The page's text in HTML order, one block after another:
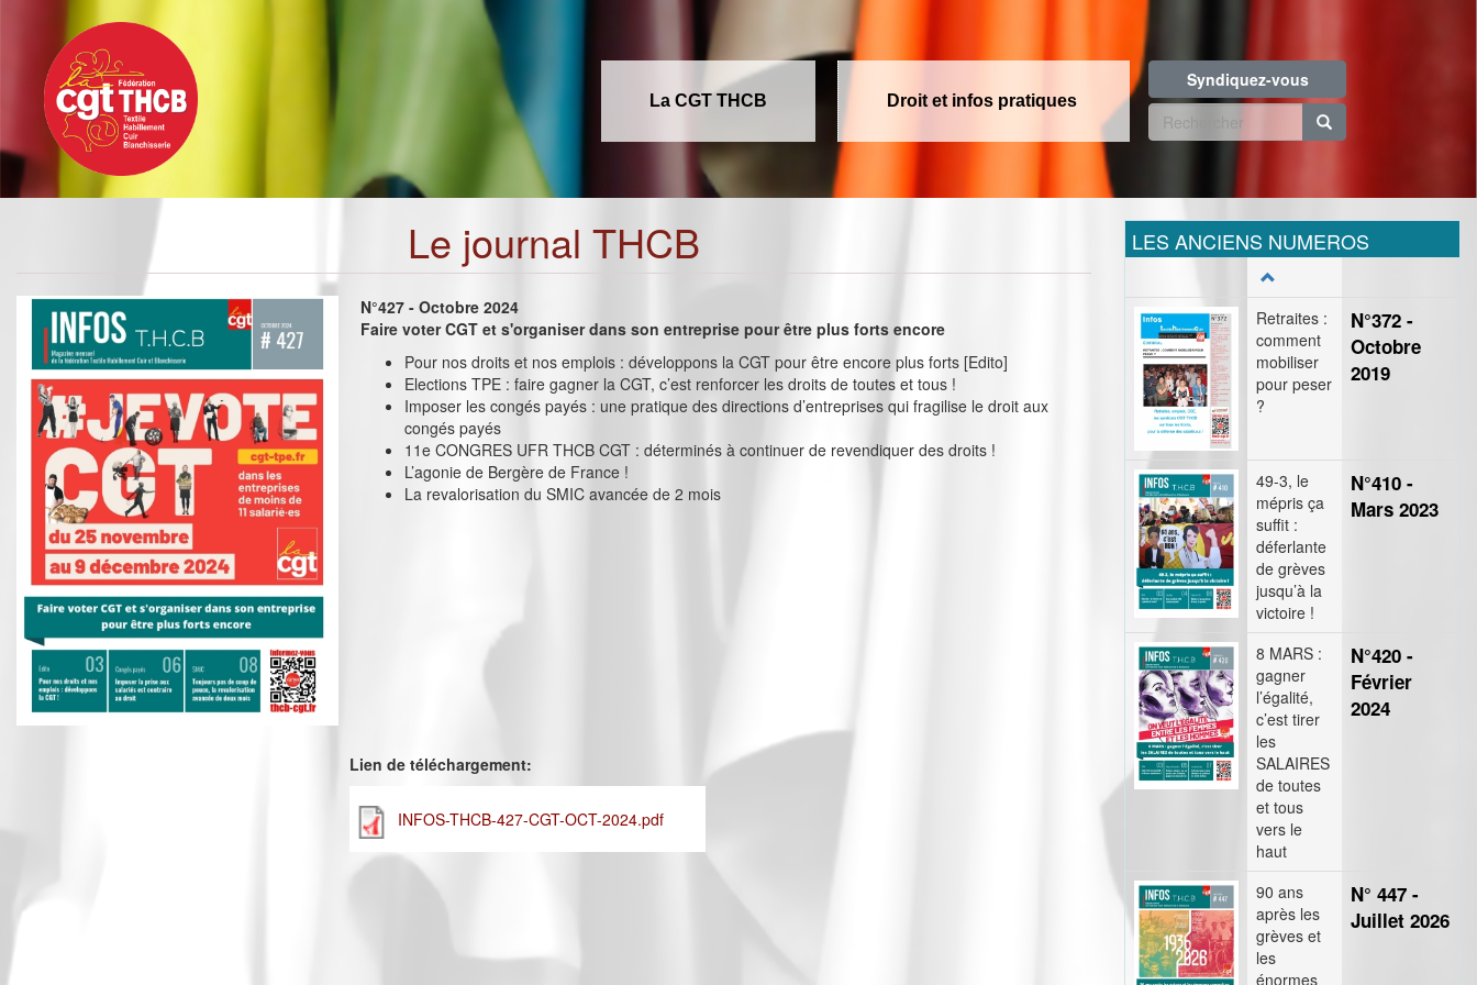
contenu
principal
La CGT THCB Droit et infos pratiques
Syndiquez-vous
Formulaire
recherche
Le journal THCB
N°427 - Octobre 2024
Faire voter CGT et s'organiser dans son entreprise pour être plus forts encore
Pour nos droits et nos emplois : développons la CGT pour être encore plus forts [Edito]
Elections TPE : faire gagner la CGT, c’est renforcer les droits de toutes et tous !
Imposer les congés payés : une pratique des directions d’entreprises qui fragilise le droit aux
congés payés
11e CONGRES UFR THCB CGT : déterminés à continuer de revendiquer des droits !
L’agonie de Bergère de France !
La revalorisation du SMIC avancée de 2 mois
Lien de téléchargement:
INFOS-THCB-427-CGT-OCT-2024.pdf
LES ANCIENS NUMEROS
Retraites :
comment
mobiliser
pour peser
?
N°372 -
Octobre
2019
49-3, le
mépris ça
suffit :
déferlante
de grèves
jusqu’à la
victoire !
N°410 -
Mars 2023
8 MARS :
gagner
l’égalité,
c’est tirer
les
SALAIRES
de toutes
et tous
vers le
haut
N°420 -
Février
2024
90 ans
après les
grèves et
les
énormes
N° 447 -
Juillet 2026